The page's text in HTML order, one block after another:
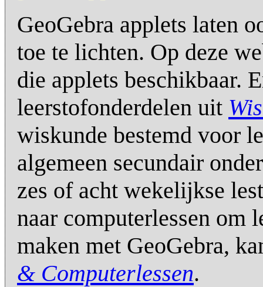
GeoGebra applets laten
toe te lichten. Op deze
die applets beschikbaar.
leerstofonderdelen uit
wiskunde bestemd voor
algemeen secundair
zes of acht wekelijkse
naar computerlessen om
maken met GeoGebra,
& Computerlessen.